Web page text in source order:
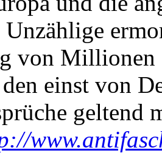
Unzählige
von Millionen
einst von
geltend